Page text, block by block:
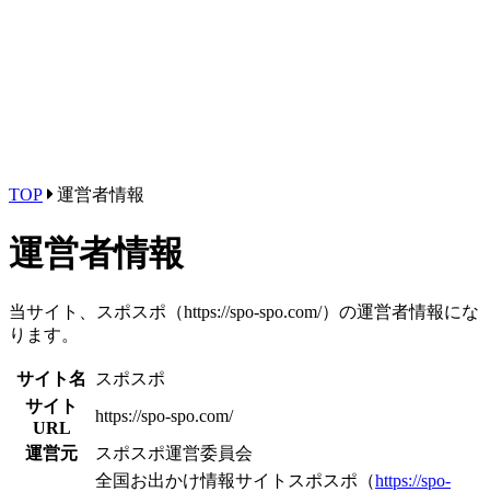
TOP 運営者情報
運営者情報
当サイト、スポスポ（https://spo-spo.com/）の運営者情報にな
ります。
サイト名
スポスポ
サイト
URL
https://spo-spo.com/
運営元
スポスポ運営委員会
全国お出かけ情報サイトスポスポ（https://spo-